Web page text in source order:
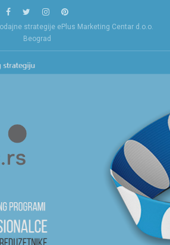
strategije ePlus Marketing Centar d.o.o.
Beograd